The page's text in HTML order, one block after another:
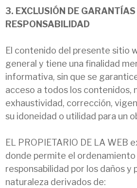
3. EXCLUSIÓN DE GARANTÍAS
RESPONSABILIDAD
El contenido del presente sitio
general y tiene una finalidad
informativa, sin que se
acceso a todos los contenidos,
exhaustividad, corrección,
su idoneidad o utilidad para un
EL PROPIETARIO DE LA WEB
donde permite el ordenamiento
responsabilidad por los daños y
naturaleza derivados de: